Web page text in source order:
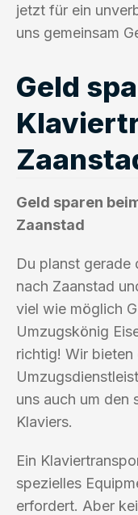
jetzt für ein
uns gemeinsam
Geld
Geld sparen
Zaanstad
Du planst gerade
nach Zaanstad
viel wie möglich
Umzugskönig
richtig! Wir
uns auch um den
Klaviers.
Ein
spezielles
erfordert. Aber